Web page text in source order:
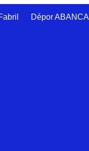
Dépor ABANCA